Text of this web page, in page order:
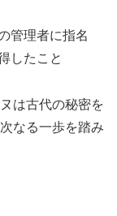
管理者に指名
したこと
は古代の秘密を
なる一歩を踏み